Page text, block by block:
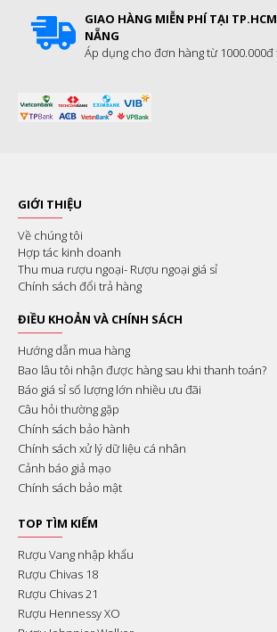
GIAO HÀNG MIỄN PHÍ TẠI
NẴNG
Áp dụng cho đơn hàng từ
GIỚI THIỆU
Về chúng tôi
Hợp tác kinh doanh
Thu mua rượu ngoại- Rượu ngoại giá sỉ
Chính sách đổi trả hàng
ĐIỀU KHOẢN VÀ CHÍNH SÁCH
Hướng dẫn mua hàng
Bao lâu tôi nhận được hàng sau khi thanh toán?
Báo giá sỉ số lượng lớn nhiều ưu đãi
Câu hỏi thường gặp
Chính sách bảo hành
Chính sách xử lý dữ liệu cá nhân
Cảnh báo giả mạo
Chính sách bảo mật
TOP TÌM KIẾM
Rượu Vang nhập khẩu
Rượu Chivas 18
Rượu Chivas 21
Rượu Hennessy XO